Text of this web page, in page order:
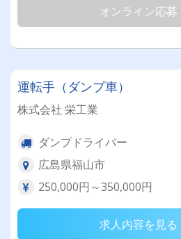
オンライン応募
運転手（ダンプ車）
株式会社 栄工業
ダンプドライバー
広島県福山市
250,000円～350,000円
求人内容を見る